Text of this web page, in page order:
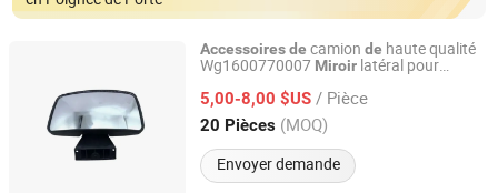
Accessoiresde camion de haute qualité
Wg1600770007 Miroir latéral pour
5,00-8,00 $US / Pièce
20 Pièces (MOQ)
Envoyer demande
Sinosoon Technology Co., Ltd.
Shandong, China Depuis 2024